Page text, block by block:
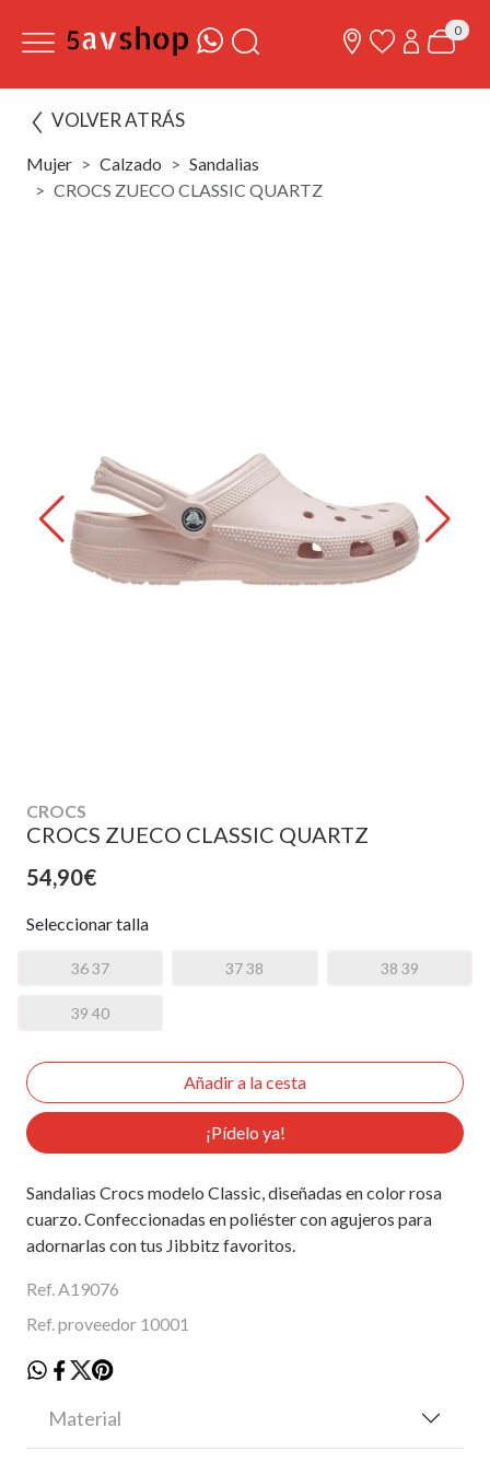
0
VOLVER ATRÁS
Mujer Calzado
Sandalias
CROCS ZUECO CLASSIC QUARTZ
CROCS
CROCS ZUECO CLASSIC QUARTZ
54,90€
Seleccionar talla
36 37 37 38 38 39
39 40
¡Pídelo ya!
Sandalias Crocs modelo Classic, diseñadas en color rosa
cuarzo. Confeccionadas en poliéster con agujeros para
adornarlas con tus Jibbitz favoritos.
Ref. A19076
Ref. proveedor 10001
Material